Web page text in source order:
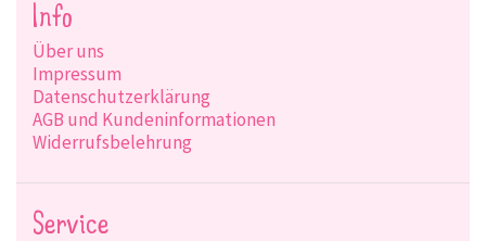
Info
Über uns
Impressum
Datenschutzerklärung
AGB und Kundeninformationen
Widerrufsbelehrung
Service